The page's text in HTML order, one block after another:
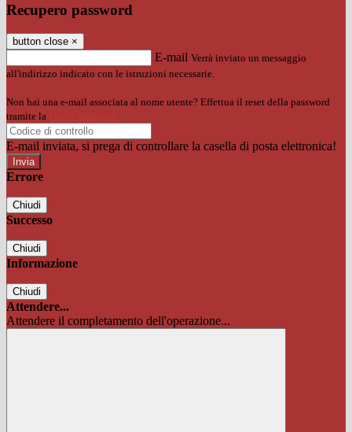
Recupero password
button close ×
E-mail Verrà inviato un messaggio
all'indirizzo indicato con le istruzioni necessarie.
Non hai una e-mail associata al nome utente? Effettua il reset della password
tramite la Login Spaggiari
E-mail inviata, si prega di controllare la casella di posta elettronica!
Errore
Chiudi
Successo
Chiudi
Informazione
Chiudi
Attendere...
Attendere il completamento dell'operazione...